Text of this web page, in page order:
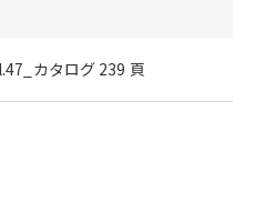
カタログ 239 頁